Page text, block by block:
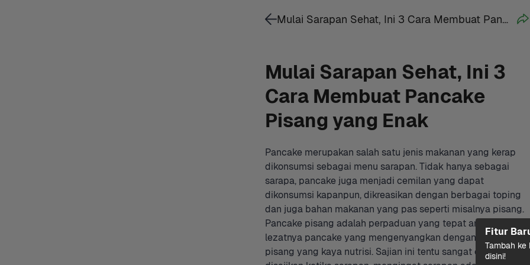
Mulai Sarapan Sehat, Ini 3
Cara Membuat Pancake
Pisang yang Enak
Pancake merupakan salah satu jenis makanan yang kerap
dikonsumsi sebagai menu sarapan. Tidak hanya sebagai
sarapa, pancake juga menjadi cemilan yang dapat
dikonsumsi kapanpun, dikreasikan dengan berbagai toping
dan juga bahan makanan yang pas seperti misalnya pisang.
Pancake pisang adalah perpaduan yang tepat antara
lezatnya pancake yang mengenyangkan dengan buah
pisang yang kaya nutrisi. Sajian ini tentu sangat cocok
Mulai Sarapan Sehat, Ini 3 Cara Membuat Pancake Pisang yang Enak
Fitur
Tambah
disini!